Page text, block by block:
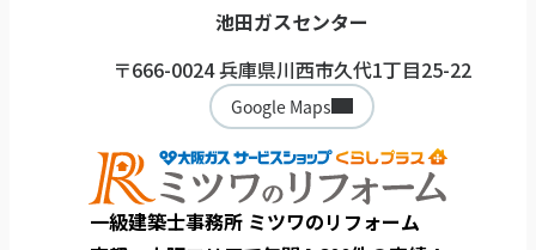
一級建築士事務所 ミツワのリフォーム
池田ガスセンター
〒666-0024 兵庫県川西市久代1丁目25-22
Google Maps